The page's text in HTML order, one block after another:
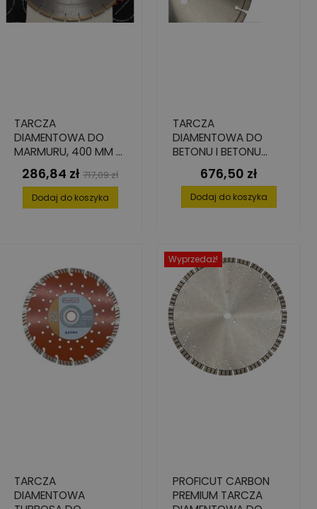
TARCZA
DIAMENTOWA DO
MARMURU, 400 MM X
25.4 MM X 3.4 MM X
6.5 MM
Cena
286,84 zł Cena
podstawowa
717,09 zł
Dodaj do koszyka
TARCZA
DIAMENTOWA DO
BETONU I BETONU
ZBROJONEGO,
PREMIUM, 350 MM X
35 MM X 10 MM
Cena
676,50 zł
Dodaj do koszyka
TARCZA
DIAMENTOWA
Wyprzedaż!
PROFICUT CARBON
PREMIUM TARCZA